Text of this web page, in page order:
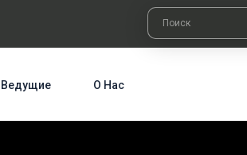
Ведущие О Нас